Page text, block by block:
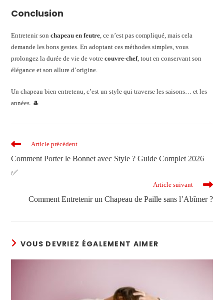
Conclusion
Entretenir sonchapeau en feutre , ce n’est pas compliqué, mais cela
demande les bons gestes. En adoptant ces méthodes simples, vous
prolongez la durée de vie de votrecouvre-chef, tout en conservant son
élégance et son allure d’origine.
Un chapeau bien entretenu, c’est un style qui traverse les saisons… et les
années. 🎩
Article précédent
Comment Porter le Bonnet avec Style ? Guide Complet 2026
✅
Article suivant
Comment Entretenir un Chapeau de Paille sans l’Abîmer ?
VOUS DEVRIEZ ÉGALEMENT AIMER